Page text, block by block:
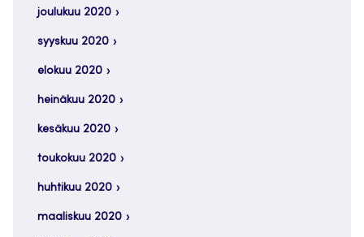
joulukuu 2020
syyskuu 2020
elokuu 2020
heinäkuu 2020
kesäkuu 2020
toukokuu 2020
huhtikuu 2020
maaliskuu 2020